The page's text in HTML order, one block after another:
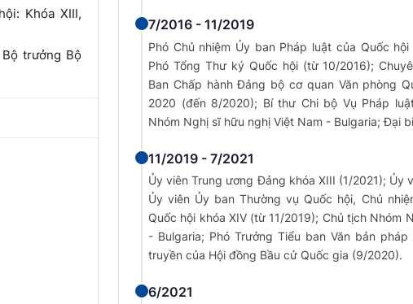
Khóa XIII,
trưởng Bộ
7/2016 - 11/2019
Phó Chủ nhiệm Ủy ban Pháp luật của Quốc
Phó Tổng Thư ký Quốc hội (từ 10/2016);
Ban Chấp hành Đảng bộ cơ quan Văn phòng
2020 (đến 8/2020); Bí thư Chi bộ Vụ Pháp
Nhóm Nghị sĩ hữu nghị Việt Nam - Bulgaria; Đại
11/2019 - 7/2021
Ủy viên Trung ương Đảng khóa XIII (1/2021); Ủy
Ủy viên Ủy ban Thường vụ Quốc hội, Chủ
Quốc hội khóa XIV (từ 11/2019); Chủ tịch Nhóm
- Bulgaria; Phó Trưởng Tiểu ban Văn bản
truyền của Hội đồng Bầu cử Quốc gia (9/2020).
6/2021